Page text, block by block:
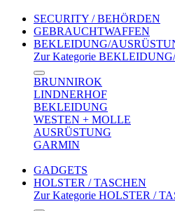
SECURITY / BEHÖRDEN
GEBRAUCHTWAFFEN
BEKLEIDUNG/
Zur Kategorie
BRUNNIROK
LINDNERHOF
BEKLEIDUNG
WESTEN + MOLLE
AUSRÜSTUNG
GARMIN
GADGETS
HOLSTER / TASCHEN
Zur Kategorie HOLSTER /